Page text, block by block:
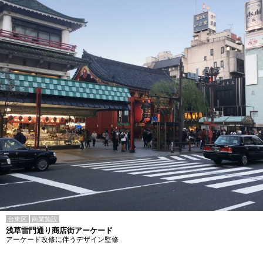
台東区 商業施設
浅草雷門通り商店街アーケード
アーケード改修に伴うデザイン監修